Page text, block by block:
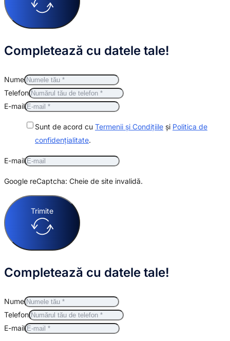
Completează cu datele tale!
Nume
Telefon
E-mail
Sunt de acord cu Termenii și Condițiile și Politica de
confidențialitate.
E-mail
Google reCaptcha: Cheie de site invalidă.
Trimite
Completează cu datele tale!
Nume
Telefon
E-mail